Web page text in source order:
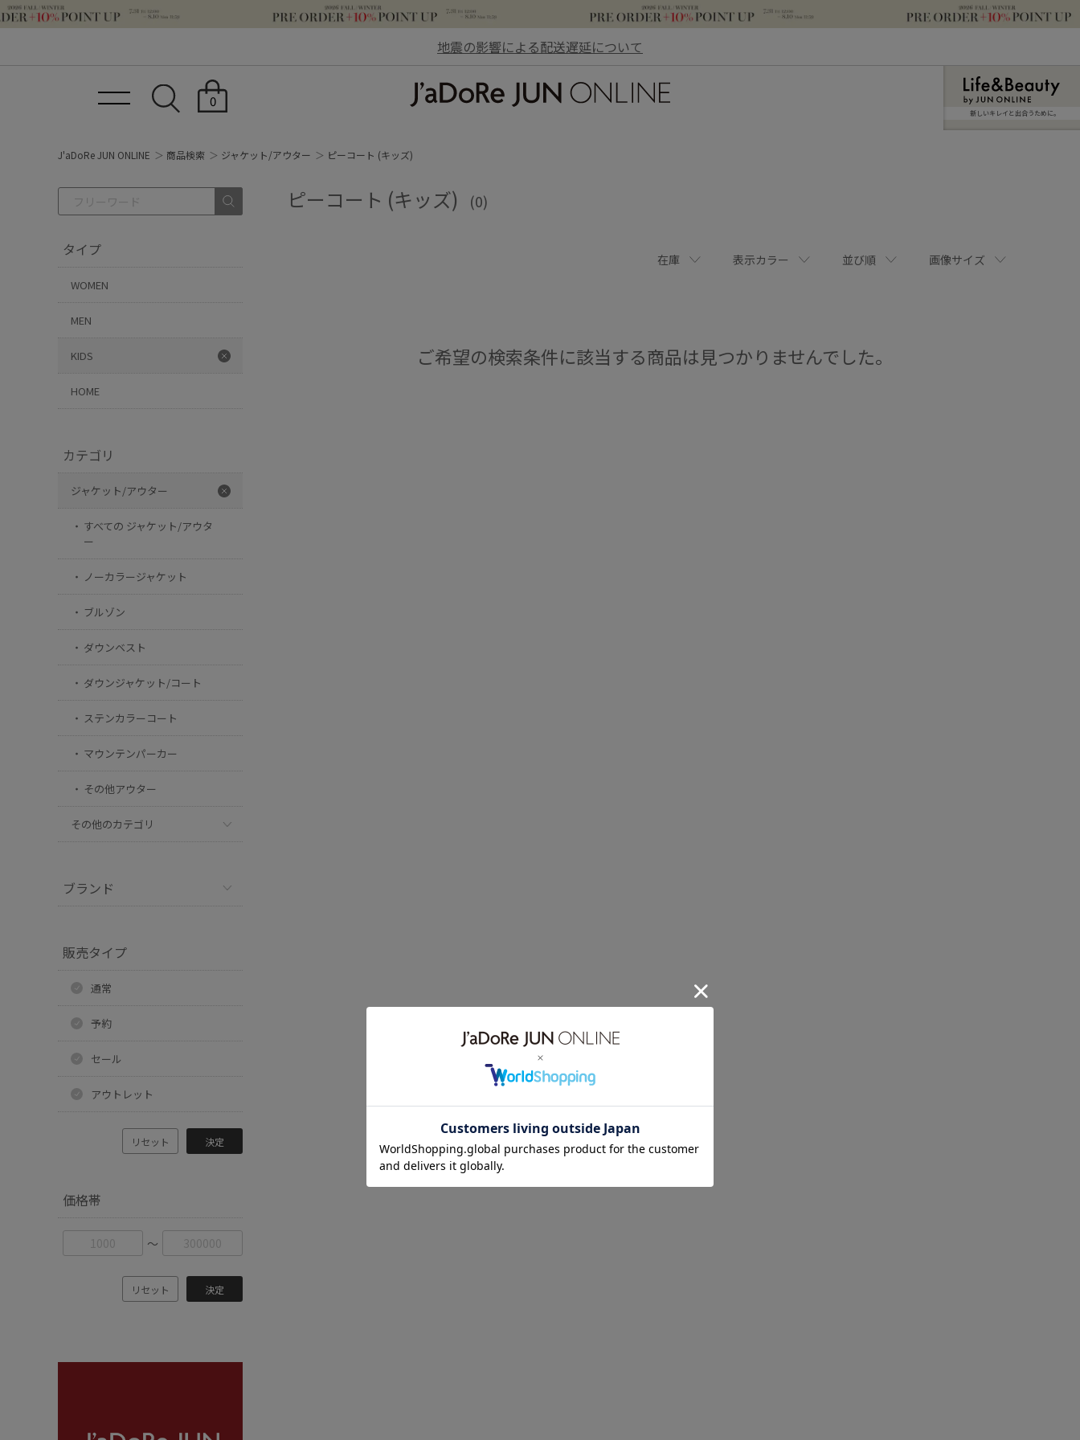
地震の影響による配送遅延について
0
新しいキレイと出合うために。
J'aDoRe JUN ONLINE 商品検索 ジャケット/アウター ピーコート (キッズ)
タイプ
WOMEN
MEN
KIDS
HOME
カテゴリ
ジャケット/アウター
すべての ジャケット/アウタ
ー
ノーカラージャケット
ブルゾン
ダウンベスト
ダウンジャケット/コート
ステンカラーコート
マウンテンパーカー
その他アウター
その他のカテゴリ
ブランド
販売タイプ
通常
予約
セール
アウトレット
リセット 決定
価格帯
〜
リセット 決定
ピーコート (キッズ) (0)
在庫 表示カラー 並び順 画像サイズ
ご希望の検索条件に該当する商品は見つかりませんでした。